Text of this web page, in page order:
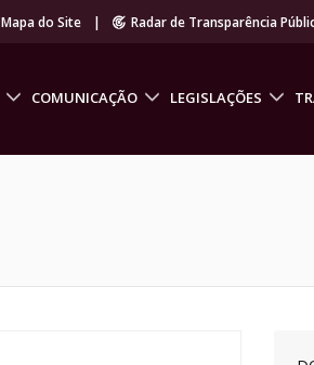
Mapa do Site | Radar de Transparência
COMUNICAÇÃO LEGISLAÇÕES